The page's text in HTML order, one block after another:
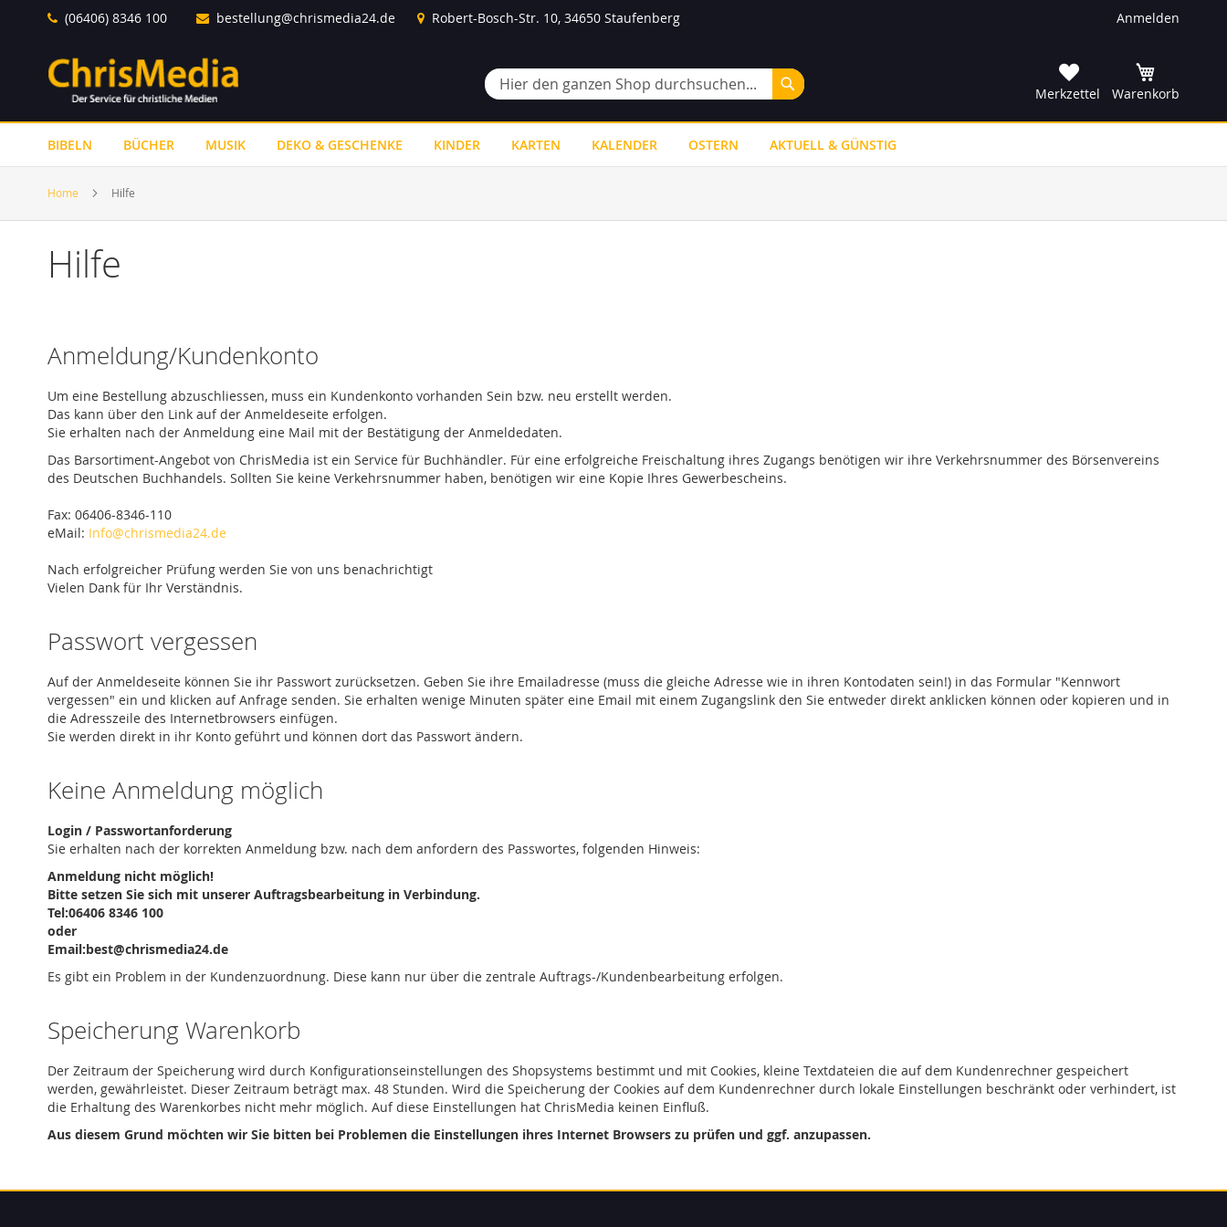
Direkt
Inhalt
Anmelden
(06406) 8346 100 bestellung@chrismedia24.de Robert-Bosch-Str. 10, 34650 Staufenberg
Suche
Suche
Merkzettel
Warenkorb
BIBELN BÜCHER MUSIK DEKO & GESCHENKE KINDER KARTEN KALENDER OSTERN AKTUELL & GÜNSTIG
Home Hilfe
Hilfe
Anmeldung/Kundenkonto
Um eine Bestellung abzuschliessen, muss ein Kundenkonto vorhanden Sein bzw. neu erstellt werden.
Das kann über den Link auf der Anmeldeseite erfolgen.
Sie erhalten nach der Anmeldung eine Mail mit der Bestätigung der Anmeldedaten.
Das Barsortiment-Angebot von ChrisMedia ist ein Service für Buchhändler. Für eine erfolgreiche Freischaltung ihres Zugangs benötigen wir ihre Verkehrsnummer des Börsenvereins
des Deutschen Buchhandels. Sollten Sie keine Verkehrsnummer haben, benötigen wir eine Kopie Ihres Gewerbescheins.
Fax: 06406-8346-110
eMail: Info@chrismedia24.de
Nach erfolgreicher Prüfung werden Sie von uns benachrichtigt
Vielen Dank für Ihr Verständnis.
Passwort vergessen
Auf der Anmeldeseite können Sie ihr Passwort zurücksetzen. Geben Sie ihre Emailadresse (muss die gleiche Adresse wie in ihren Kontodaten sein!) in das Formular "Kennwort
vergessen" ein und klicken auf Anfrage senden. Sie erhalten wenige Minuten später eine Email mit einem Zugangslink den Sie entweder direkt anklicken können oder kopieren und in
die Adresszeile des Internetbrowsers einfügen.
Sie werden direkt in ihr Konto geführt und können dort das Passwort ändern.
Keine Anmeldung möglich
Login / Passwortanforderung
Sie erhalten nach der korrekten Anmeldung bzw. nach dem anfordern des Passwortes, folgenden Hinweis:
Anmeldung nicht möglich!
Bitte setzen Sie sich mit unserer Auftragsbearbeitung in Verbindung.
Tel:06406 8346 100
oder
Email:best@chrismedia24.de
Es gibt ein Problem in der Kundenzuordnung. Diese kann nur über die zentrale Auftrags-/Kundenbearbeitung erfolgen.
Speicherung Warenkorb
Der Zeitraum der Speicherung wird durch Konfigurationseinstellungen des Shopsystems bestimmt und mit Cookies, kleine Textdateien die auf dem Kundenrechner gespeichert
werden, gewährleistet. Dieser Zeitraum beträgt max. 48 Stunden. Wird die Speicherung der Cookies auf dem Kundenrechner durch lokale Einstellungen beschränkt oder verhindert, ist
die Erhaltung des Warenkorbes nicht mehr möglich. Auf diese Einstellungen hat ChrisMedia keinen Einfluß.
Aus diesem Grund möchten wir Sie bitten bei Problemen die Einstellungen ihres Internet Browsers zu prüfen und ggf. anzupassen.